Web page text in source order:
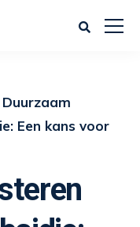
Duurzaam
Een kans voor